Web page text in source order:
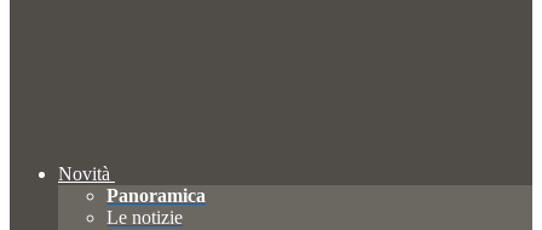
Novità
Panoramica
Le notizie